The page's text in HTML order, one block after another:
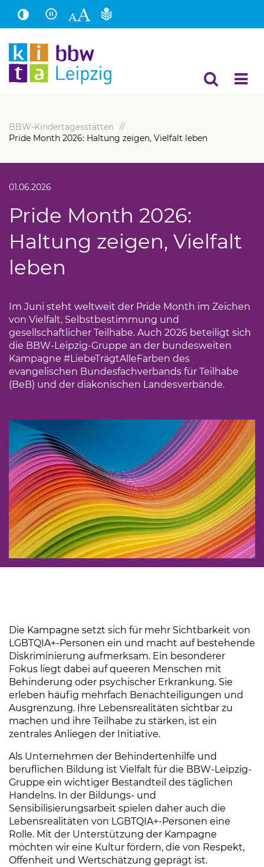
BBW-Kindertagesstätten
Pride Month 2026: Haltung zeigen, Vielfalt leben
01.06.2026
Pride Month 2026:
Haltung zeigen, Vielfalt
leben
Im Juni steht weltweit der Pride Month im Zeichen
von Vielfalt, Selbstbestimmung und
gesellschaftlicher Teilhabe. Auch 2026 beteiligt sich
die BBW-Leipzig-Gruppe an der bundesweiten
Kampagne #LiebeTrägtAlleFarben des
evangelischen Bundesfachverbands für Teilhabe
(BeB) und der diakonischen Landesverbände.
Die Kampagne setzt sich für mehr Sichtbarkeit von
LGBTQIA+-Personen ein und macht auf bestehende
Diskriminierung aufmerksam. Ein besonderer
Fokus liegt dabei auf queeren Menschen mit
Behinderung oder psychischer Erkrankung. Sie
erleben häufig mehrfach Benachteiligungen und
Ausgrenzung. Ihre Lebensrealitäten sichtbar zu
machen und ihre Teilhabe zu stärken, ist ein
zentrales Anliegen der Initiative.
Als Unternehmen der Behindertenhilfe und
beruflichen Bildung ist Vielfalt für die BBW-Leipzig-
Gruppe ein wichtiger Bestandteil des täglichen
Handelns. In der Bildungs- und
Sensibilisierungsarbeit spielen daher auch die
Lebensrealitäten von LGBTQIA+-Personen eine
Rolle. Mit der Unterstützung der Kampagne
möchten wir eine Kultur fördern, die von Respekt,
Offenheit und Wertschätzung geprägt ist.